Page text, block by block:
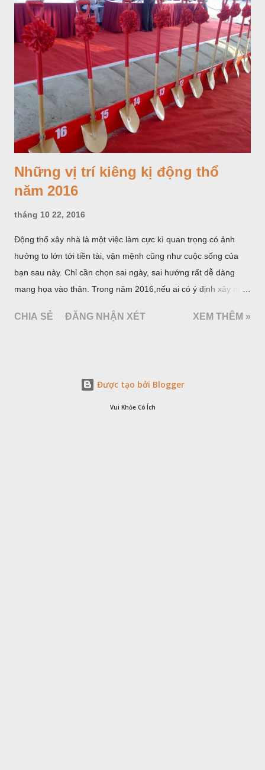
trong nước sẽ tăng lên. Uống nước đun đi đun lại nhiều lần là
một trong những thói quen cần loại bỏ Chẳng hạn như canxi,
gây ra sự hình thành của sỏi trong cơ thể, trở thành có hại,
nếu nước đó được tiêu thụ thường xuyên. Ngoài ra việc đun lại
nước thường xuyên còn làm tăng một số chất độc hại như:
Thạch tín, Nitrat, Flo. Như vậy, chúng ta không nên uống nước
đun lại nhiều lần. Điều này là không tốt cho sức khỏe.
Những vị trí kiêng kị động thổ
năm 2016
tháng 10 22, 2016
Động thổ xây nhà là một việc làm cực kì quan trọng có ảnh
hưởng to lớn tới tiền tài, vận mệnh cũng như cuộc sống của
bạn sau này. Chỉ cần chọn sai ngày, sai hướng rất dễ dàng
mang họa vào thân. Trong năm 2016,nếu ai có ý định xây nhà
sát, Thái tuế, Hắc vị, Hoàng vị.
CHIA SẺ ĐĂNG NHẬN XÉT XEM THÊM »
Được tạo bởi Blogger
Vui Khỏe Có Ích